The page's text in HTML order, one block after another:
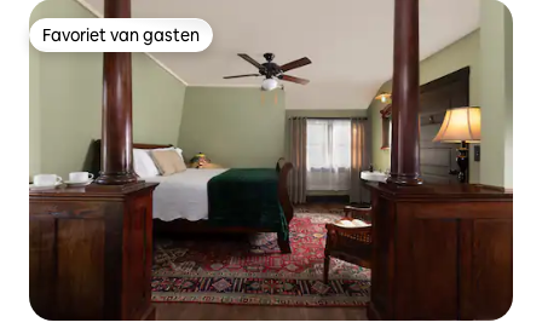
Favoriet van gasten
Favoriet van gasten